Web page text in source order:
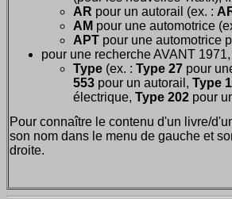
AR pour un autorail (ex. :
AM pour une automotrice
APT pour une automotrice
pour une recherche AVANT
Type (ex. : Type 27 pour
553 pour un autorail, Type
électrique, Type 202 pour
Pour connaître le contenu d'un livre/
son nom dans le menu de gauche et
droite.